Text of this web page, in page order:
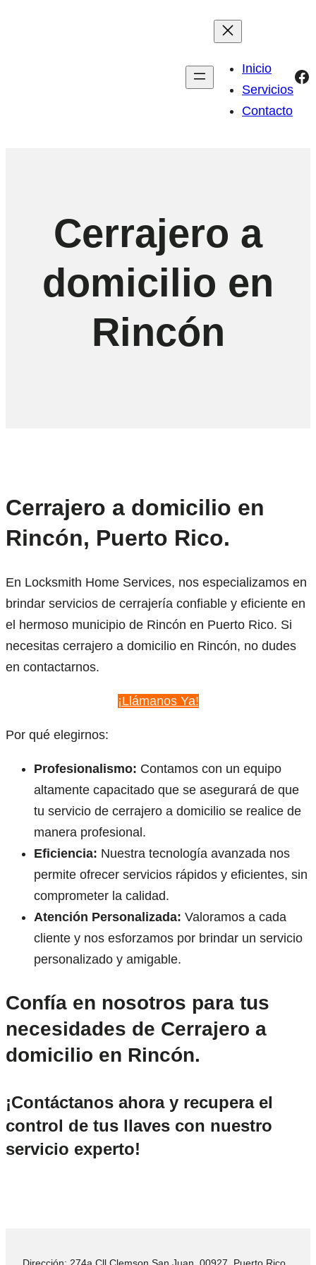
Inicio
Servicios
Contacto
Cerrajero a
domicilio en
Rincón
Cerrajero a domicilio en
Rincón, Puerto Rico.
En Locksmith Home Services, nos especializamos en
brindar servicios de cerrajería confiable y eficiente en
el hermoso municipio de Rincón en Puerto Rico. Si
necesitas cerrajero a domicilio en Rincón, no dudes
en contactarnos.
¡Llámanos Ya!
Por qué elegirnos:
Profesionalismo: Contamos con un equipo
altamente capacitado que se asegurará de que
tu servicio de cerrajero a domicilio se realice de
manera profesional.
Eficiencia: Nuestra tecnología avanzada nos
permite ofrecer servicios rápidos y eficientes, sin
comprometer la calidad.
Atención Personalizada: Valoramos a cada
cliente y nos esforzamos por brindar un servicio
personalizado y amigable.
Confía en nosotros para tus
necesidades de Cerrajero a
domicilio en Rincón.
¡Contáctanos ahora y recupera el
control de tus llaves con nuestro
servicio experto!